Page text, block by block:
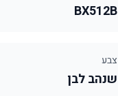
BX512B
צבע
שנהב לבן